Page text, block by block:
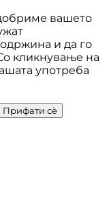
вашето
и да го
кликнување на
употреба
Прифати сè